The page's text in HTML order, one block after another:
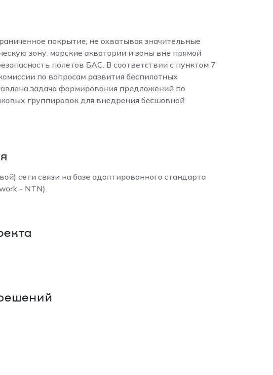
покрытие, не охватывая значительные
зону, морские акватории и зоны вне прямой
полетов БАС. В соответствии с пунктом 7
по вопросам развития беспилотных
задача формирования предложений по
группировок для внедрения бесшовной
сети связи на базе адаптированного стандарта
- NTN).